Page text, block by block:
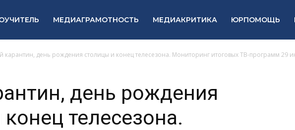
МЕДИАГРАМОТНОСТЬ МЕДИАКРИТИКА ЮРПОМОЩЬ
карантин, день рождения столицы и конец телесезона. Мониторинг итоговых ТВ-программ 29
день рождения
телесезона.